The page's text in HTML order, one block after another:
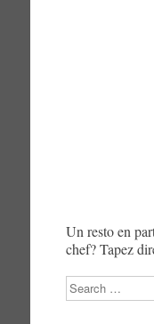
Un resto en
chef? Tapez
Search